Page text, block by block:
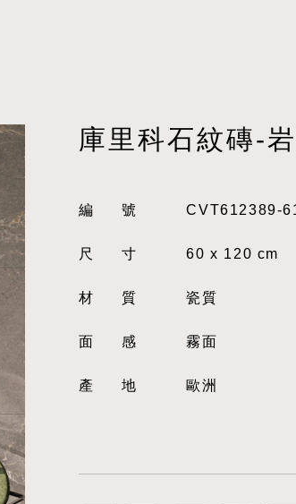
庫里科石紋磚-
編號 CVT612389-
尺寸 60 x 120 cm
材質 瓷質
面感 霧面
產地 歐洲